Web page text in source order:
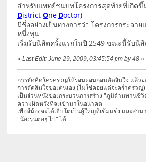
สำหรับแพทย์ชนบทโครงการสุดท้ายที่เกิดขึ้
District One Doctor)
มีชื่ออย่างเป็นทางการว่า โครงการกระจาย
หนึ่่งทุน
เริ่มรับนิสิตครั้งแรกในปี 2549 ขณะนี้รับนิ
« Last Edit: June 29, 2009, 03:45:54 pm by 48 »
การหัดคิดใคร่ครวญให้รอบคอบก่อนตัดสินใจ แล้ว
การตัดสินใจของตนเอง (ไม่ใช่คอยแต่จะคร่ำครวญ)
เป็นส่วนหนึ่งของกระบวนการสร้าง "ภูมิต้านทานชีวิ
ความผิดหวังที่จะเข้ามาในอนาคต
เพื่อที่น้องจะได้เติบโตเป็นผู้ใหญ่ที่เข้มแข็ง และสาม
"น้องรุ่นต่อๆ ไป" ได้